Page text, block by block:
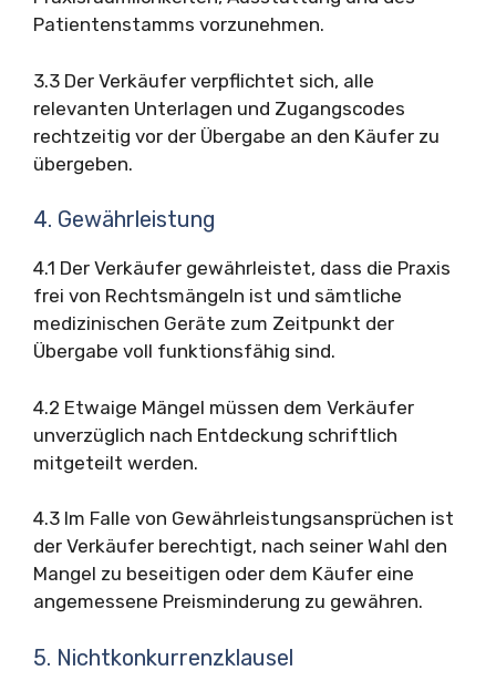
Patientenstamms vorzunehmen.
3.3 Der Verkäufer verpflichtet sich, alle
relevanten Unterlagen und Zugangscodes
rechtzeitig vor der Übergabe an den Käufer zu
übergeben.
4. Gewährleistung
4.1 Der Verkäufer gewährleistet, dass die Praxis
frei von Rechtsmängeln ist und sämtliche
medizinischen Geräte zum Zeitpunkt der
Übergabe voll funktionsfähig sind.
4.2 Etwaige Mängel müssen dem Verkäufer
unverzüglich nach Entdeckung schriftlich
mitgeteilt werden.
4.3 Im Falle von Gewährleistungsansprüchen ist
der Verkäufer berechtigt, nach seiner Wahl den
Mangel zu beseitigen oder dem Käufer eine
angemessene Preisminderung zu gewähren.
5. Nichtkonkurrenzklausel